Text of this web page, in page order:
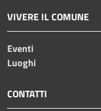
VIVERE IL COMUNE
Eventi
Luoghi
CONTATTI